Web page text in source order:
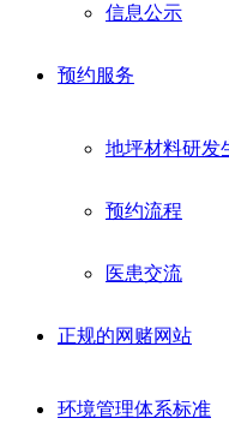
信息公示
预约服务
地坪材料研发
预约流程
医患交流
正规的网赌网站
环境管理体系标准